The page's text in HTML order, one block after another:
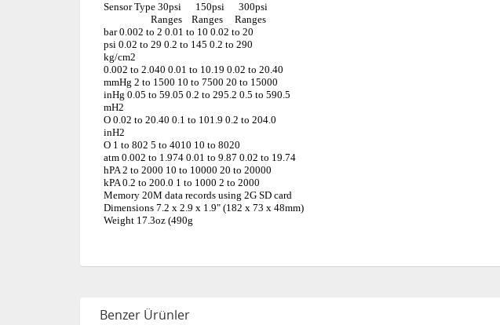
Sensor Type 30psi 150psi 300psi
Ranges Ranges Ranges
bar 0.002 to 2 0.01 to 10 0.02 to 20
psi 0.02 to 29 0.2 to 145 0.2 to 290
kg/cm2
0.002 to 2.040 0.01 to 10.19 0.02 to 20.40
mmHg 2 to 1500 10 to 7500 20 to 15000
inHg 0.05 to 59.05 0.2 to 295.2 0.5 to 590.5
mH2
O 0.02 to 20.40 0.1 to 101.9 0.2 to 204.0
inH2
O 1 to 802 5 to 4010 10 to 8020
atm 0.002 to 1.974 0.01 to 9.87 0.02 to 19.74
hPA 2 to 2000 10 to 10000 20 to 20000
kPA 0.2 to 200.0 1 to 1000 2 to 2000
Memory 20M data records using 2G SD card
Dimensions 7.2 x 2.9 x 1.9" (182 x 73 x 48mm)
Weight 17.3oz (490g
Benzer Ürünler